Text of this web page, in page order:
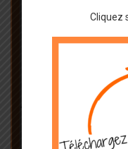
Cliquez